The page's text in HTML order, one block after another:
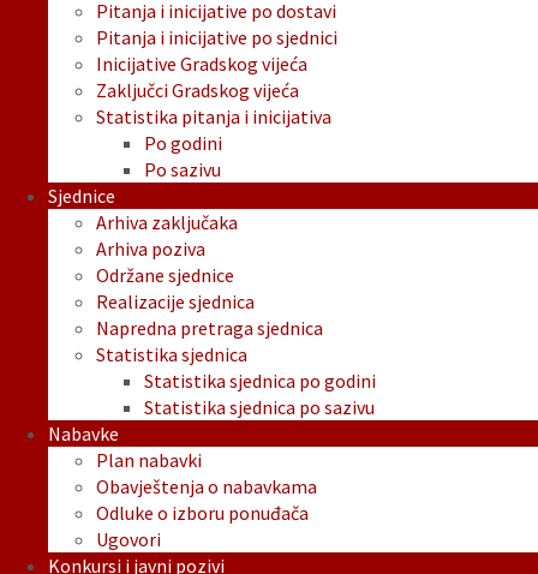
Pitanja i inicijative po dostavi
Pitanja i inicijative po sjednici
Inicijative Gradskog vijeća
Zaključci Gradskog vijeća
Statistika pitanja i inicijativa
Po godini
Po sazivu
Sjednice
Arhiva zaključaka
Arhiva poziva
Održane sjednice
Realizacije sjednica
Napredna pretraga sjednica
Statistika sjednica
Statistika sjednica po godini
Statistika sjednica po sazivu
Nabavke
Plan nabavki
Obavještenja o nabavkama
Odluke o izboru ponuđača
Ugovori
Konkursi i javni pozivi